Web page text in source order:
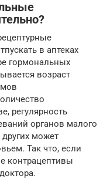
в аптеках
гормональных
возраст
регулярность
органов малого
может
Так что, если
контрацептивы